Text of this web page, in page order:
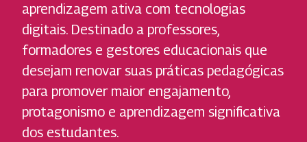
aprendizagem ativa com tecnologias
digitais. Destinado a professores,
formadores e gestores educacionais que
desejam renovar suas práticas pedagógicas
para promover maior engajamento,
protagonismo e aprendizagem significativa
dos estudantes.